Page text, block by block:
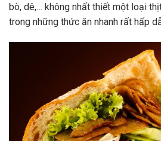
bò, dê,… không nhất thiết một loại
trong những thức ăn nhanh rất hấp